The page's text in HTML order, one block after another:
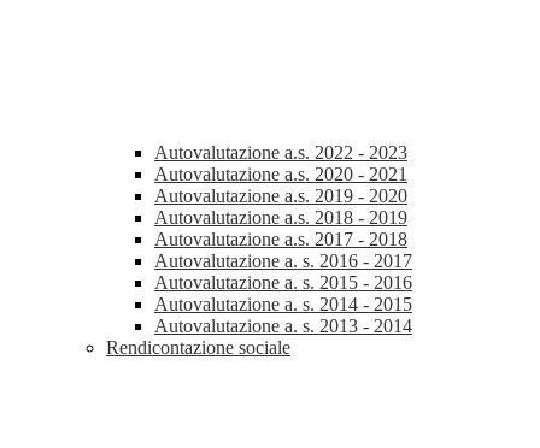
Autovalutazione a.s. 2022 - 2023
Autovalutazione a.s. 2020 - 2021
Autovalutazione a.s. 2019 - 2020
Autovalutazione a.s. 2018 - 2019
Autovalutazione a.s. 2017 - 2018
Autovalutazione a. s. 2016 - 2017
Autovalutazione a. s. 2015 - 2016
Autovalutazione a. s. 2014 - 2015
Autovalutazione a. s. 2013 - 2014
Rendicontazione sociale